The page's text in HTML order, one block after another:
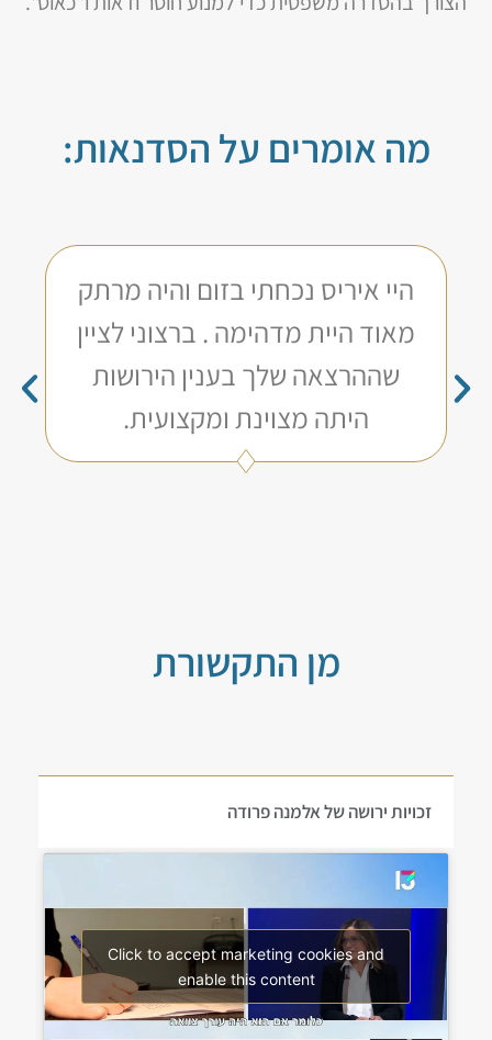
מה אומרים על הסדנאות:
היי איריס נכחתי בזום והיה מרתק
מאוד היית מדהימה . ברצוני לציין
שההרצאה שלך בענין הירושות
היתה מצוינת ומקצועית.
מן התקשורת
זכויות ירושה של אלמנה פרודה
Click to accept marketing cookies and
enable this content